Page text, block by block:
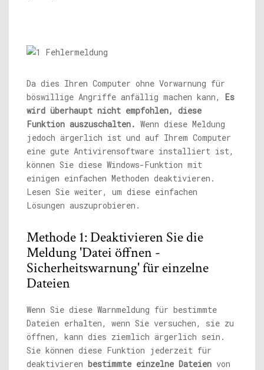
Da dies Ihren Computer ohne Vorwarnung für
böswillige Angriffe anfällig machen kann, Es
wird überhaupt nicht empfohlen, diese
Funktion auszuschalten. Wenn diese Meldung
jedoch ärgerlich ist und auf Ihrem Computer
eine gute Antivirensoftware installiert ist,
können Sie diese Windows-Funktion mit
einigen einfachen Methoden deaktivieren.
Lesen Sie weiter, um diese einfachen
Lösungen auszuprobieren.
Methode 1: Deaktivieren Sie die
Meldung 'Datei öffnen -
Sicherheitswarnung' für einzelne
Dateien
Wenn Sie diese Warnmeldung für bestimmte
Dateien erhalten, wenn Sie versuchen, sie zu
öffnen, kann dies ziemlich ärgerlich sein.
Sie können diese Funktion jederzeit für
deaktivieren bestimmte einzelne Dateien von